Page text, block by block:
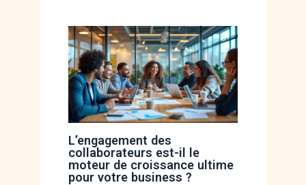
L’engagement des
collaborateurs est-il le
moteur de croissance ultime
pour votre business ?